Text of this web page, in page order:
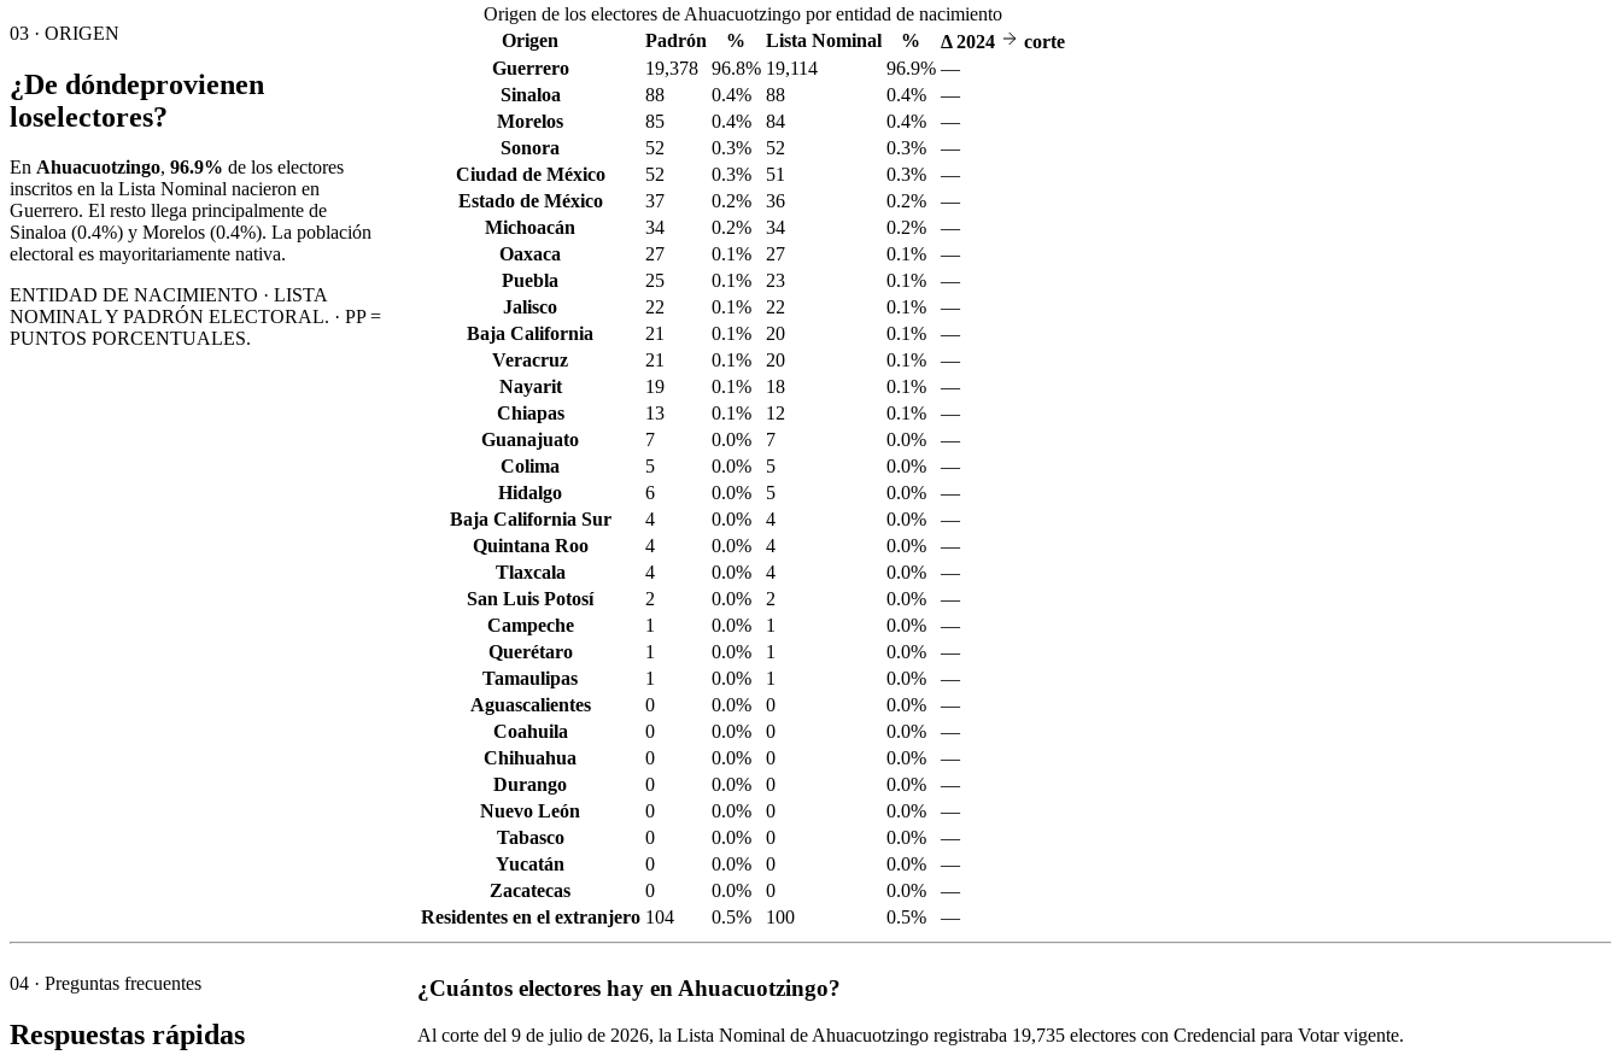
03 · ORIGEN
¿De dóndeprovienen
loselectores?
En Ahuacuotzingo, 96.9% de los electores
inscritos en la Lista Nominal nacieron en
Guerrero. El resto llega principalmente de
Sinaloa (0.4%) y Morelos (0.4%). La población
electoral es mayoritariamente nativa.
ENTIDAD DE NACIMIENTO · LISTA
NOMINAL Y PADRÓN ELECTORAL. · PP =
PUNTOS PORCENTUALES.
Origen de los electores de Ahuacuotzingo por entidad de nacimiento
Origen
Padrón % Lista Nominal % Δ2024
corte
Guerrero
19,378 96.8% 19,114 96.9% —
Sinaloa
88 0.4% 88 0.4%
—
Morelos
85 0.4% 84 0.4%
—
Sonora
52 0.3% 52 0.3%
—
Ciudad de México
52 0.3% 51 0.3%
—
Estado de México
37 0.2% 36 0.2%
—
Michoacán
34 0.2% 34 0.2%
—
Oaxaca
27 0.1% 27 0.1%
—
Puebla
25 0.1% 23 0.1%
—
Jalisco
22 0.1% 22 0.1%
—
Baja California
21 0.1% 20 0.1%
—
Veracruz
21 0.1% 20 0.1%
—
Nayarit
19 0.1% 18 0.1%
—
Chiapas
13 0.1% 12 0.1%
—
Guanajuato
7 0.0% 7 0.0%
—
Colima
5 0.0% 5 0.0%
—
Hidalgo
6 0.0% 5 0.0%
—
Baja California Sur
4 0.0% 4 0.0%
—
Quintana Roo
4 0.0% 4 0.0%
—
Tlaxcala
4 0.0% 4 0.0%
—
San Luis Potosí
2 0.0% 2 0.0%
—
Campeche
1 0.0% 1 0.0%
—
Querétaro
1 0.0% 1 0.0%
—
Tamaulipas
1 0.0% 1 0.0%
—
Aguascalientes
0 0.0% 0 0.0%
—
Coahuila
0 0.0% 0 0.0%
—
Chihuahua
0 0.0% 0 0.0%
—
Durango
0 0.0% 0 0.0%
—
Nuevo León
0 0.0% 0 0.0%
—
Tabasco
0 0.0% 0 0.0%
—
Yucatán
0 0.0% 0 0.0%
—
Zacatecas
0 0.0% 0 0.0%
—
Residentes en el extranjero 104 0.5% 100 0.5% —
04 · Preguntas frecuentes
Respuestas rápidas
¿Cuántos electores hay en Ahuacuotzingo?
Al corte del 9de julio de 2026, la Lista Nominal de Ahuacuotzingo registraba 19,735electores con Credencial para Votar vigente.